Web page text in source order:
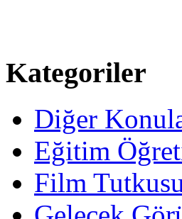
Kategoriler
Diğer
Eğitim
Film Tutkusu